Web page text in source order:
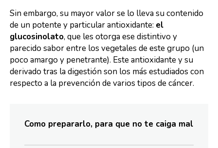
Sin embargo, su mayor valor se lo lleva su contenido
de un potente y particular antioxidante: el
glucosinolato, que les otorga ese distintivo y
parecido sabor entre los vegetales de este grupo (un
poco amargo y penetrante). Este antioxidante y su
derivado tras la digestión son los más estudiados con
respecto a la prevención de varios tipos de cáncer.
Como prepararlo, para que no te caiga mal